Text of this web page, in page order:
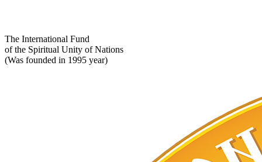
The International Fund
of the Spiritual Unity of Nations
(Was founded in 1995 year)